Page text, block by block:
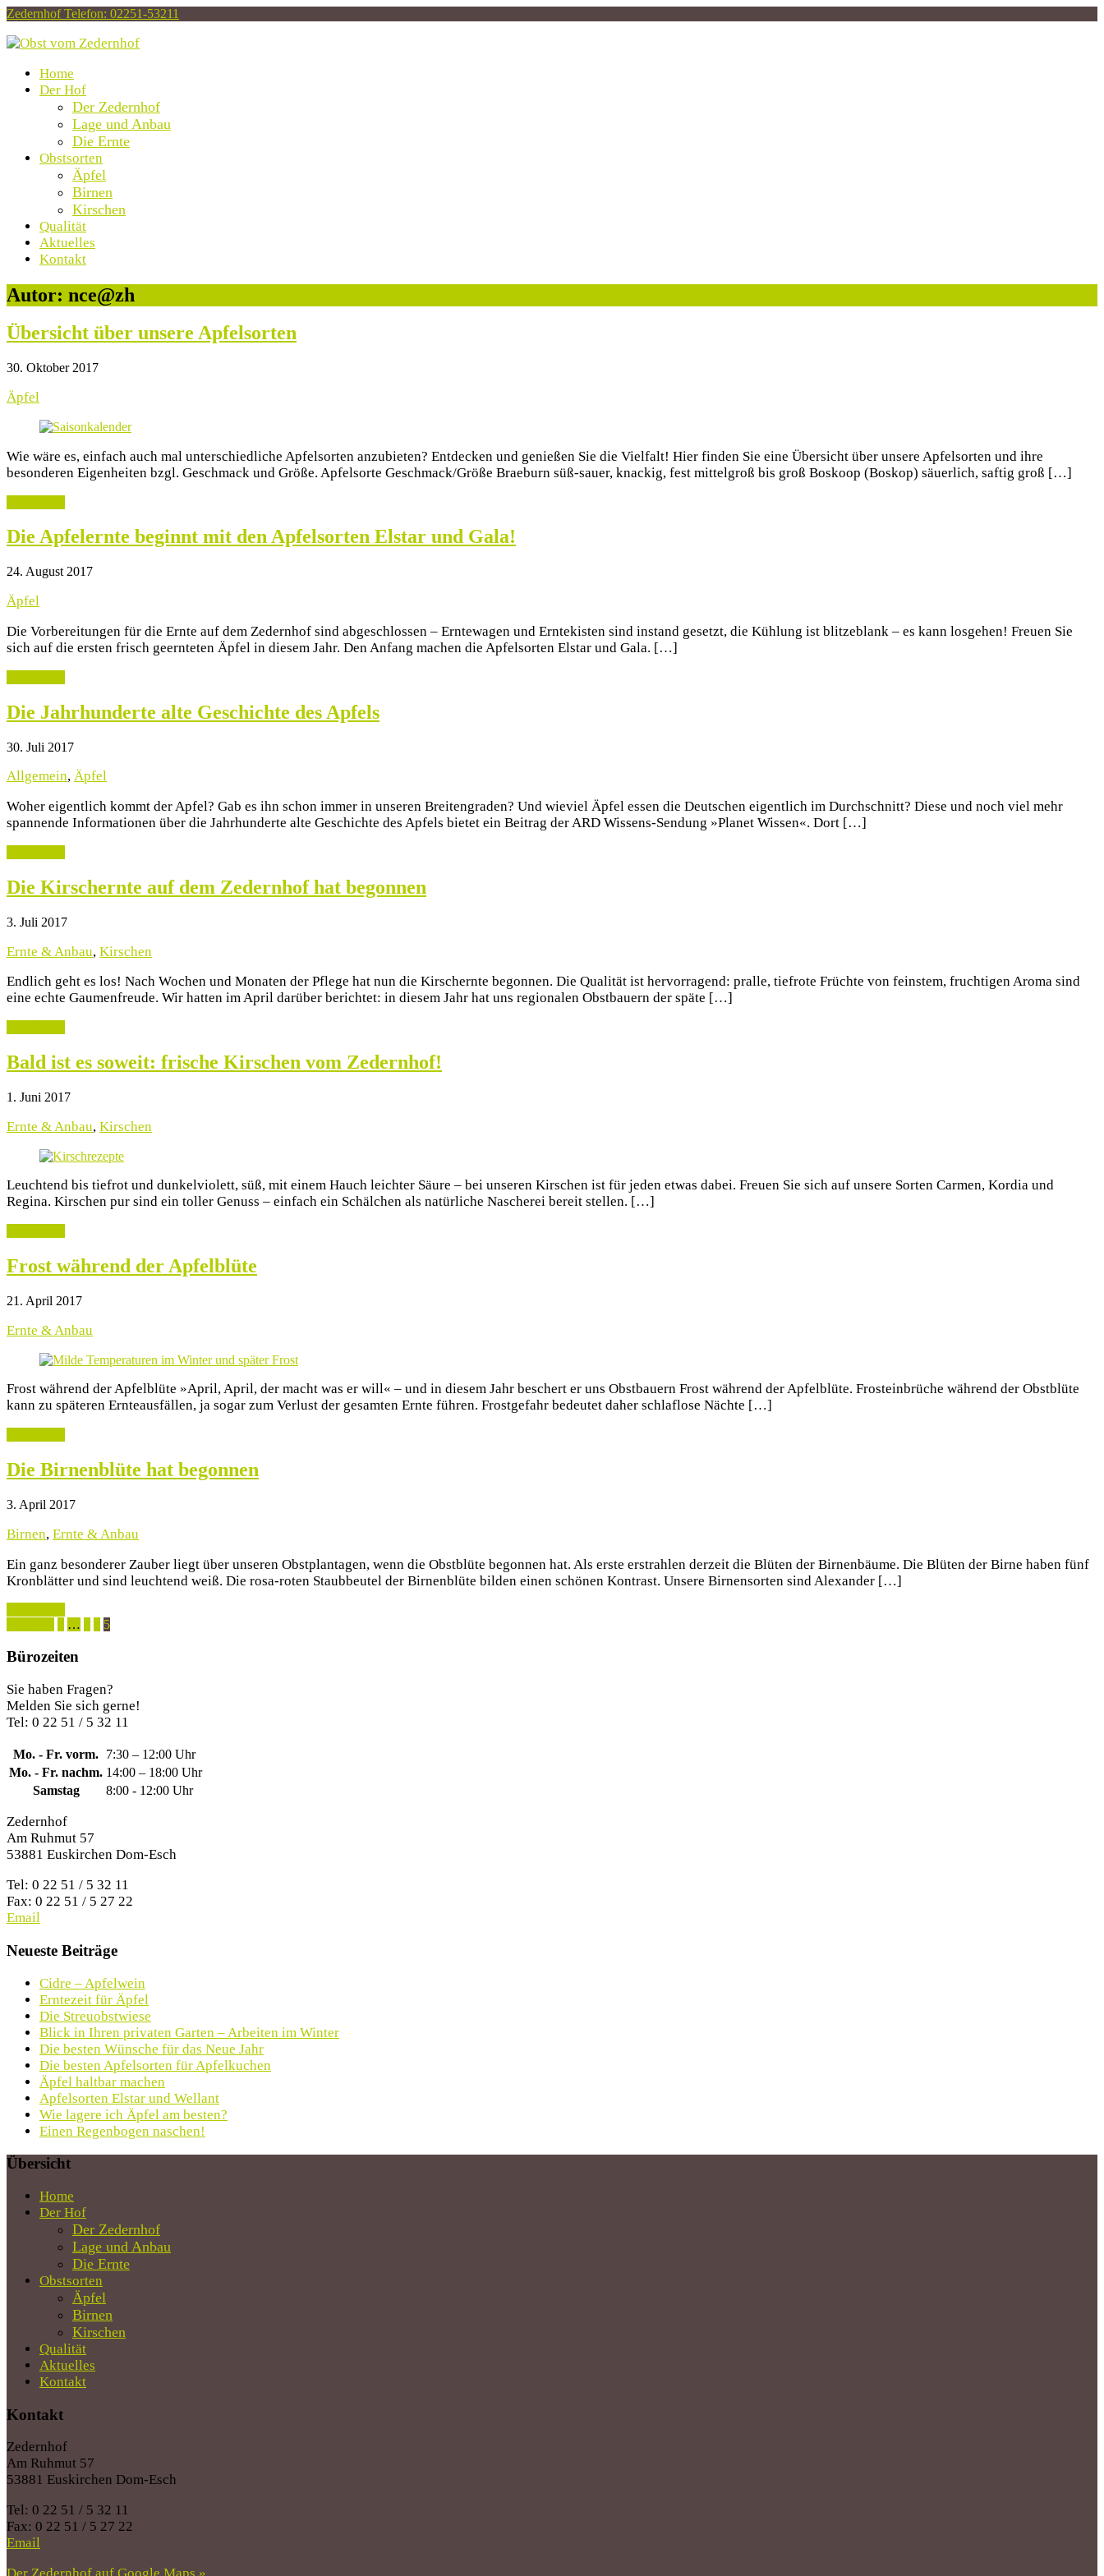
ZedernhofTelefon: 02251-53211
Home
Der Hof
Der Zedernhof
Lage und Anbau
Die Ernte
Obstsorten
Äpfel
Birnen
Kirschen
Qualität
Aktuelles
Kontakt
Open
Mobile
Autor: nce@zh
Übersicht über unsere Apfelsorten
30. Oktober 2017
Äpfel
Wie wäre es, einfach auch mal unterschiedliche Apfelsorten anzubieten? Entdecken und genießen Sie die Vielfalt! Hier finden Sie eine Übersicht über unsere Apfelsorten und ihre
besonderen Eigenheiten bzgl. Geschmack und Größe. Apfelsorte Geschmack/Größe Braeburn süß-sauer, knackig, fest mittelgroß bis groß Boskoop (Boskop) säuerlich, saftig groß […]
Die Apfelernte beginnt mit den Apfelsorten Elstar und Gala!
24. August 2017
Äpfel
Die Vorbereitungen für die Ernte auf dem Zedernhof sind abgeschlossen – Erntewagen und Erntekisten sind instand gesetzt, die Kühlung ist blitzeblank – es kann losgehen! Freuen Sie
sich auf die ersten frisch geernteten Äpfel in diesem Jahr. Den Anfang machen die Apfelsorten Elstar und Gala. […]
Die Jahrhunderte alte Geschichte des Apfels
30. Juli 2017
Allgemein, Äpfel
Woher eigentlich kommt der Apfel? Gab es ihn schon immer in unseren Breitengraden? Und wieviel Äpfel essen die Deutschen eigentlich im Durchschnitt? Diese und noch viel mehr
spannende Informationen über die Jahrhunderte alte Geschichte des Apfels bietet ein Beitrag der ARD Wissens-Sendung »Planet Wissen«. Dort […]
Die Kirschernte auf dem Zedernhof hat begonnen
3. Juli 2017
Ernte & Anbau, Kirschen
Endlich geht es los! Nach Wochen und Monaten der Pflege hat nun die Kirschernte begonnen. Die Qualität ist hervorragend: pralle, tiefrote Früchte von feinstem, fruchtigen Aroma sind
eine echte Gaumenfreude. Wir hatten im April darüber berichtet: in diesem Jahr hat uns regionalen Obstbauern der späte […]
Bald ist es soweit: frische Kirschen vom Zedernhof!
1. Juni 2017
Ernte & Anbau, Kirschen
Leuchtend bis tiefrot und dunkelviolett, süß, mit einem Hauch leichter Säure – bei unseren Kirschen ist für jeden etwas dabei. Freuen Sie sich auf unsere Sorten Carmen, Kordia und
Regina. Kirschen pur sind ein toller Genuss – einfach ein Schälchen als natürliche Nascherei bereit stellen. […]
Frost während der Apfelblüte
21. April 2017
Ernte & Anbau
Frost während der Apfelblüte »April, April, der macht was er will« – und in diesem Jahr beschert er uns Obstbauern Frost während der Apfelblüte. Frosteinbrüche während der Obstblüte
kann zu späteren Ernteausfällen, ja sogar zum Verlust der gesamten Ernte führen. Frostgefahr bedeutet daher schlaflose Nächte […]
Die Birnenblüte hat begonnen
3. April 2017
Birnen, Ernte & Anbau
Ein ganz besonderer Zauber liegt über unseren Obstplantagen, wenn die Obstblüte begonnen hat. Als erste erstrahlen derzeit die Blüten der Birnenbäume. Die Blüten der Birne haben fünf
Kronblätter und sind leuchtend weiß. Die rosa-roten Staubbeutel der Birnenblüte bilden einen schönen Kontrast. Unsere Birnensorten sind Alexander […]
… 5
Bürozeiten
Sie haben Fragen?
Melden Sie sich gerne!
Tel: 0 22 51 / 5 32 11
Mo. - Fr. vorm. 7:30 – 12:00 Uhr
Mo. - Fr. nachm. 14:00 – 18:00 Uhr
Samstag
8:00 - 12:00 Uhr
Zedernhof
Am Ruhmut 57
53881 Euskirchen Dom-Esch
Tel: 0 22 51 / 5 32 11
Fax: 0 22 51 / 5 27 22
Email
Neueste Beiträge
Cidre – Apfelwein
Erntezeit für Äpfel
Die Streuobstwiese
Blick in Ihren privaten Garten – Arbeiten im Winter
Die besten Wünsche für das Neue Jahr
Die besten Apfelsorten für Apfelkuchen
Äpfel haltbar machen
Apfelsorten Elstar und Wellant
Wie lagere ich Äpfel am besten?
Einen Regenbogen naschen!
Übersicht
Home
Der Hof
Der Zedernhof
Lage und Anbau
Die Ernte
Obstsorten
Äpfel
Birnen
Kirschen
Qualität
Aktuelles
Kontakt
Kontakt
Zedernhof
Am Ruhmut 57
53881 Euskirchen Dom-Esch
Tel: 0 22 51 / 5 32 11
Fax: 0 22 51 / 5 27 22
Email